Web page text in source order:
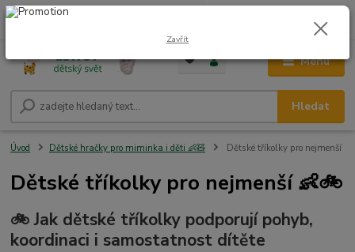
Menu
Hledat
+420 604 278 943 0,00 Kč
Úvod Dětské hračky pro miminka i děti 👶🧸 Dětské tříkolky pro nejmenší
Dětské tříkolky pro nejmenší 👶🚲
🚲 Jak dětské tříkolky podporují pohyb,
koordinaci i samostatnost dítěte
Zavřít